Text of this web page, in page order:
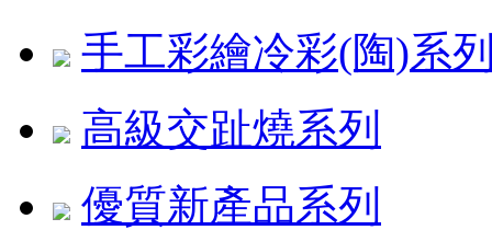
手工彩繪冷彩(陶)系
高級交趾燒系列
優質新產品系列